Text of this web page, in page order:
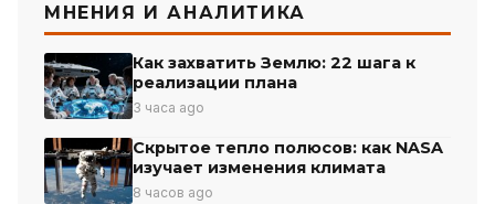
МНЕНИЯ И АНАЛИТИКА
Как захватить Землю: 22 шага к
реализации плана
3 часа ago
Скрытое тепло полюсов: как NASA
изучает изменения климата
8 часов ago